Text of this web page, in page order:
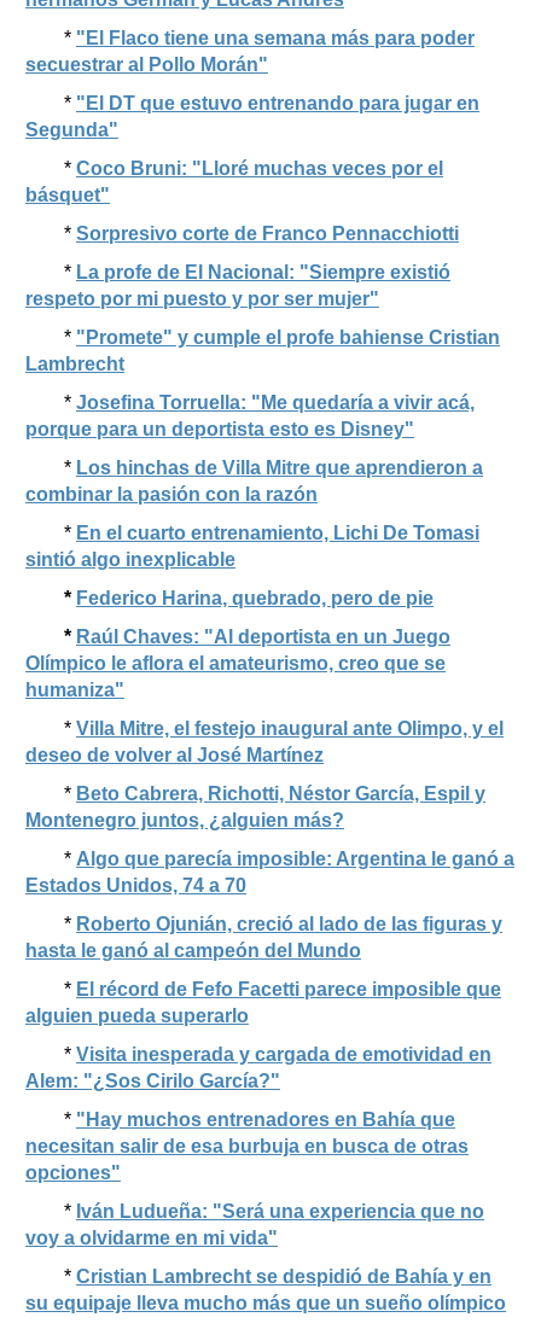
* "El Flaco tiene una semana más para poder
secuestrar al Pollo Morán"
* "El DT que estuvo entrenando para jugar en
Segunda"
* Coco Bruni: "Lloré muchas veces por el
básquet"
* Sorpresivo corte de Franco Pennacchiotti
* La profe de El Nacional: "Siempre existió
respeto por mi puesto y por ser mujer"
* "Promete" y cumple el profe bahiense Cristian
Lambrecht
* Josefina Torruella: "Me quedaría a vivir acá,
porque para un deportista esto es Disney"
* Los hinchas de Villa Mitre que aprendieron a
combinar la pasión con la razón
* En el cuarto entrenamiento, Lichi De Tomasi
sintió algo inexplicable
* Federico Harina, quebrado, pero de pie
* Raúl Chaves: "Al deportista en un Juego
Olímpico le aflora el amateurismo, creo que se
humaniza"
* Villa Mitre, el festejo inaugural ante Olimpo, y el
deseo de volver al José Martínez
* Beto Cabrera, Richotti, Néstor García, Espil y
Montenegro juntos, ¿alguien más?
* Algo que parecía imposible: Argentina le ganó a
Estados Unidos, 74 a 70
* Roberto Ojunián, creció al lado de las figuras y
hasta le ganó al campeón del Mundo
* El récord de Fefo Facetti parece imposible que
alguien pueda superarlo
* Visita inesperada y cargada de emotividad en
Alem: "¿Sos Cirilo García?"
* "Hay muchos entrenadores en Bahía que
necesitan salir de esa burbuja en busca de otras
opciones"
* Iván Ludueña: "Será una experiencia que no
voy a olvidarme en mi vida"
* Cristian Lambrecht se despidió de Bahía y en
su equipaje lleva mucho más que un sueño olímpico